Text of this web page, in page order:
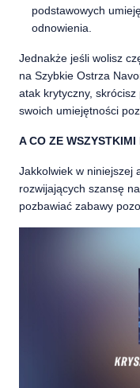
podstawowych
odnowienia.
Jednakże jeśli wolisz
na Szybkie Ostrza
atak krytyczny, skrócisz
swoich umiejętności
A CO ZE
Jakkolwiek w niniejszej
rozwijających szansę
pozbawiać zabawy